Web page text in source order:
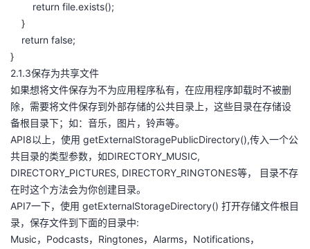
return file.exists();
}
return false;
}
2.1.3保存为共享文件
如果想将文件保存为不为应用程序私有，在应用程序卸载时不被删
除，需要将文件保存到外部存储的公共目录上，这些目录在存储设
备根目录下；如：音乐，图片，铃声等。
API8以上，使用 getExternalStoragePublicDirectory(),传入一个公
共目录的类型参数，如DIRECTORY_MUSIC,
DIRECTORY_PICTURES, DIRECTORY_RINGTONES等， 目录不存
在时这个方法会为你创建目录。
API7一下，使用 getExternalStorageDirectory() 打开存储文件根目
录，保存文件到下面的目录中:
Music，Podcasts，Ringtones，Alarms，Notifications，